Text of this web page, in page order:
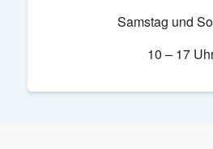
Samstag und
10 – 17